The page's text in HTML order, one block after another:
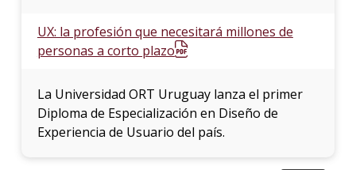
UX: la profesión que necesitará millones de
personas a corto plazo
La Universidad ORT Uruguay lanza el primer
Diploma de Especialización en Diseño de
Experiencia de Usuario del país.